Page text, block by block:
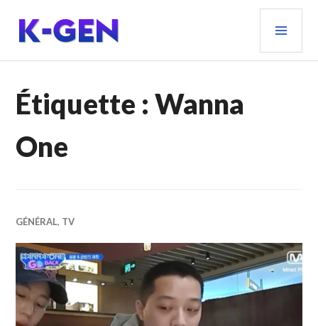
contenu
principal
K-GEN
Étiquette :Wanna
One
GÉNÉRAL, TV